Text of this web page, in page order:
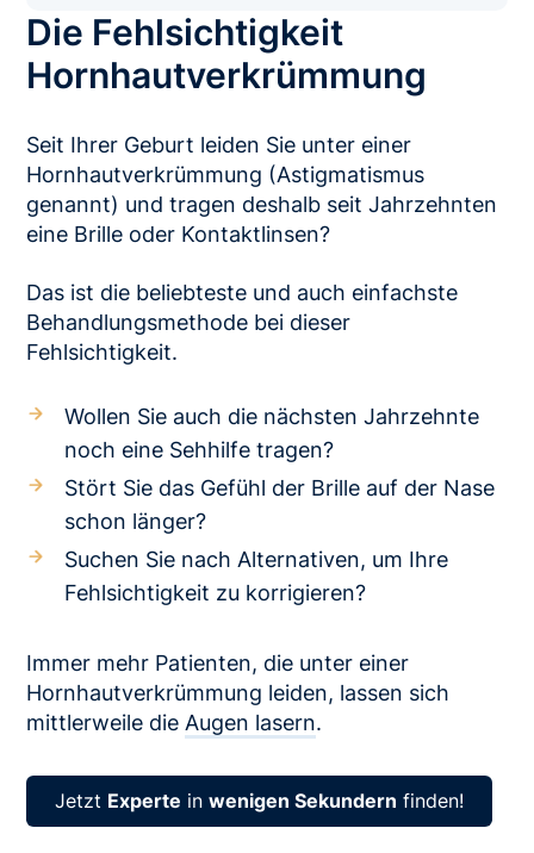
Die Fehlsichtigkeit
Hornhaut­verkrümmung
Seit Ihrer Geburt leiden Sie unter einer
Hornhautverkrümmung (Astigmatismus
genannt) und tragen deshalb seit Jahrzehnten
eine Brille oder Kontaktlinsen?
Das ist die beliebteste und auch einfachste
Behandlungsmethode bei dieser
Fehlsichtigkeit.
Wollen Sie auch die nächsten Jahrzehnte
noch eine Sehhilfe tragen?
Stört Sie das Gefühl der Brille auf der Nase
schon länger?
Suchen Sie nach Alternativen, um Ihre
Fehlsichtigkeit zu korrigieren?
Immer mehr Patienten, die unter einer
Hornhautverkrümmung leiden, lassen sich
mittlerweile die Augen lasern.
Jetzt Experte inwenigen Sekundern finden!